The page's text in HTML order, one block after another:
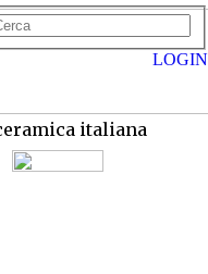
italiana
LOGIN